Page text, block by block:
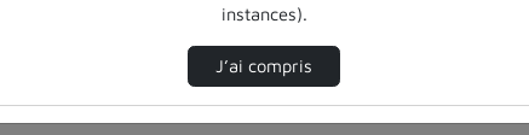
instances).
J’ai compris